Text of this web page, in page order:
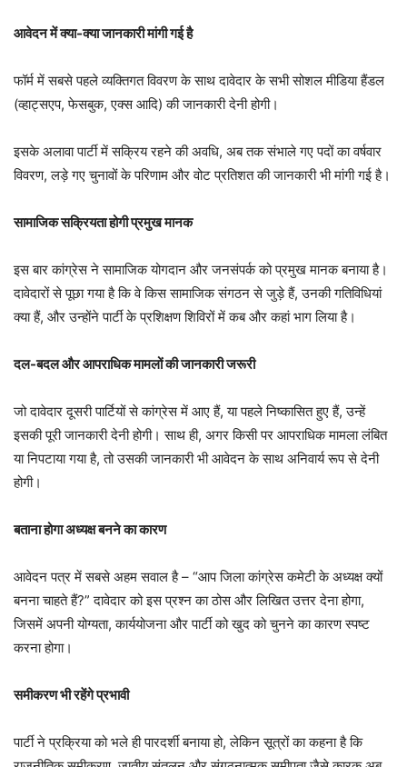
आवेदन में क्या-क्या जानकारी मांगी गई है
फॉर्म में सबसे पहले व्यक्तिगत विवरण के साथ दावेदार के सभी सोशल मीडिया हैंडल
(व्हाट्सएप, फेसबुक, एक्स आदि) की जानकारी देनी होगी।
इसके अलावा पार्टी में सक्रिय रहने की अवधि, अब तक संभाले गए पदों का वर्षवार
विवरण, लड़े गए चुनावों के परिणाम और वोट प्रतिशत की जानकारी भी मांगी गई है।
सामाजिक सक्रियता होगी प्रमुख मानक
इस बार कांग्रेस ने सामाजिक योगदान और जनसंपर्क को प्रमुख मानक बनाया है।
दावेदारों से पूछा गया है कि वे किस सामाजिक संगठन से जुड़े हैं, उनकी गतिविधियां
क्या हैं, और उन्होंने पार्टी के प्रशिक्षण शिविरों में कब और कहां भाग लिया है।
दल-बदल और आपराधिक मामलों की जानकारी जरूरी
जो दावेदार दूसरी पार्टियों से कांग्रेस में आए हैं, या पहले निष्कासित हुए हैं, उन्हें
इसकी पूरी जानकारी देनी होगी। साथ ही, अगर किसी पर आपराधिक मामला लंबित
या निपटाया गया है, तो उसकी जानकारी भी आवेदन के साथ अनिवार्य रूप से देनी
होगी।
बताना होगा अध्यक्ष बनने का कारण
आवेदन पत्र में सबसे अहम सवाल है – “आप जिला कांग्रेस कमेटी के अध्यक्ष क्यों
बनना चाहते हैं?” दावेदार को इस प्रश्न का ठोस और लिखित उत्तर देना होगा,
जिसमें अपनी योग्यता, कार्ययोजना और पार्टी को खुद को चुनने का कारण स्पष्ट
करना होगा।
समीकरण भी रहेंगे प्रभावी
पार्टी ने प्रक्रिया को भले ही पारदर्शी बनाया हो, लेकिन सूत्रों का कहना है कि